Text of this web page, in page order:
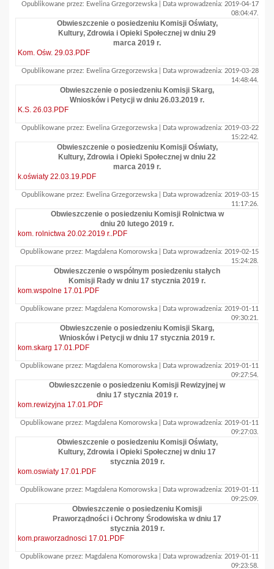
Opublikowane przez: Ewelina Grzegorzewska | Data wprowadzenia: 2019-04-17
08:04:47.
Obwieszczenie o posiedzeniu Komisji Oświaty,
Kultury, Zdrowia i Opieki Społecznej w dniu 29
marca 2019 r.
Kom. Ośw. 29.03.PDF
Opublikowane przez: Ewelina Grzegorzewska | Data wprowadzenia: 2019-03-28
14:48:44.
Obwieszczenie o posiedzeniu Komisji Skarg,
Wniosków i Petycji w dniu 26.03.2019 r.
K.S. 26.03.PDF
Opublikowane przez: Ewelina Grzegorzewska | Data wprowadzenia: 2019-03-22
15:22:42.
Obwieszczenie o posiedzeniu Komisji Oświaty,
Kultury, Zdrowia i Opieki Społecznej w dniu 22
marca 2019 r.
k.oświaty 22.03.19.PDF
Opublikowane przez: Ewelina Grzegorzewska | Data wprowadzenia: 2019-03-15
11:17:26.
Obwieszczenie o posiedzeniu Komisji Rolnictwa w
dniu 20 lutego 2019 r.
kom. rolnictwa 20.02.2019 r..PDF
Opublikowane przez: Magdalena Komorowska | Data wprowadzenia: 2019-02-15
15:24:28.
Obwieszczenie o wspólnym posiedzeniu stałych
Komisji Rady w dniu 17 stycznia 2019 r.
kom.wspolne 17.01.PDF
Opublikowane przez: Magdalena Komorowska | Data wprowadzenia: 2019-01-11
09:30:21.
Obwieszczenie o posiedzeniu Komisji Skarg,
Wniosków i Petycji w dniu 17 stycznia 2019 r.
kom.skarg 17.01.PDF
Opublikowane przez: Magdalena Komorowska | Data wprowadzenia: 2019-01-11
09:27:54.
Obwieszczenie o posiedzeniu Komisji Rewizyjnej w
dniu 17 stycznia 2019 r.
kom.rewizyjna 17.01.PDF
Opublikowane przez: Magdalena Komorowska | Data wprowadzenia: 2019-01-11
09:27:03.
Obwieszczenie o posiedzeniu Komisji Oświaty,
Kultury, Zdrowia i Opieki Społecznej w dniu 17
stycznia 2019 r.
kom.oswiaty 17.01.PDF
Opublikowane przez: Magdalena Komorowska | Data wprowadzenia: 2019-01-11
09:25:09.
Obwieszczenie o posiedzeniu Komisji
Praworządności i Ochrony Środowiska w dniu 17
stycznia 2019 r.
kom.praworzadnosci 17.01.PDF
Opublikowane przez: Magdalena Komorowska | Data wprowadzenia: 2019-01-11
09:23:58.